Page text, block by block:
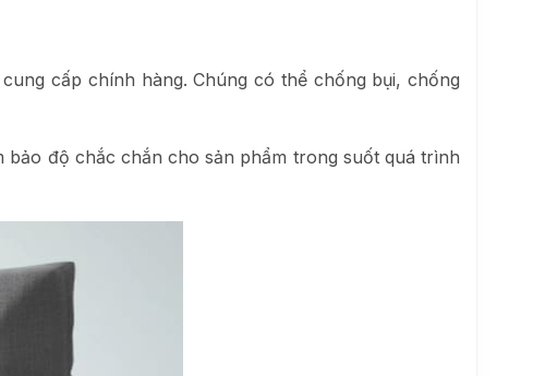
cấp chính hàng. Chúng có thể chống bụi, chống
độ chắc chắn cho sản phẩm trong suốt quá trình